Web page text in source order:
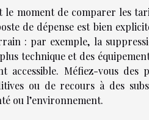
le moment de comparer les
de dépense est bien
: par exemple, la
technique et des
accessible. Méfiez-vous des
ou de recours à des
ou l’environnement.